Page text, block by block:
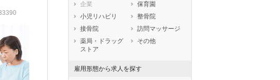
兵庫県
奈良県
鳥取県
島根県
広島県
山口県
徳島県
香川県
愛媛県
熊本県
大分県
企業
保育園
小児リハビリ
整骨院
接骨院
訪問マッサージ
薬局・ドラッグ
ストア
その他
雇用形態から求人を探す